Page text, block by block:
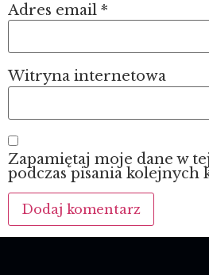
Adres email *
Witryna internetowa
Zapamiętaj moje dane w
podczas pisania kolejnych